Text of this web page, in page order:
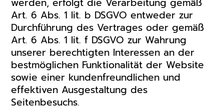
Art. 6 Abs. 1 lit. b DSGVO entweder zur
Durchführung des Vertrages oder gemäß
Art. 6 Abs. 1 lit. f DSGVO zur Wahrung
unserer berechtigten Interessen an der
bestmöglichen Funktionalität der Website
sowie einer kundenfreundlichen und
effektiven Ausgestaltung des
Seitenbesuchs.